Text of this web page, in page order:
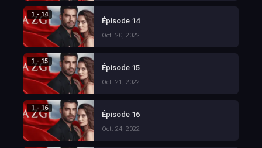
1 - 14
Épisode 14
Oct. 20, 2022
1 - 15
Épisode 15
Oct. 21, 2022
1 - 16
Épisode 16
Oct. 24, 2022